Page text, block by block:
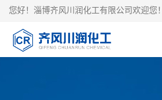
您好！淄博齐风川润化工有限公司欢迎您！